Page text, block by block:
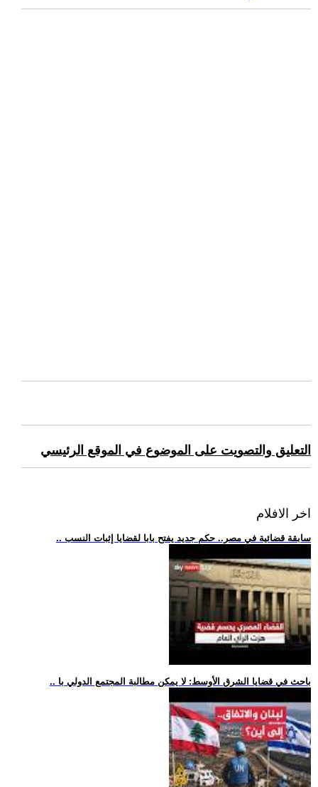
التعليق والتصويت على الموضوع في الموقع الرئيسي
اخر الافلام
.. سابقة قضائية في مصر.. حكم جديد يفتح بابا لقضايا إثبات النسب
.. باحث في قضايا الشرق الأوسط: لا يمكن مطالبة المجتمع الدولي با